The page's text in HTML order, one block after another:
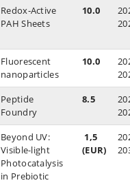
Redox‑Active
PAH Sheets
10.0
Fluorescent
nanoparticles
10.0
Peptide
Foundry
8.5
Beyond UV:
Visible-light
Photocatalysis
in Prebiotic
1,5
(EUR)